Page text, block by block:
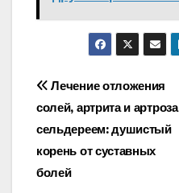
Навигация
по
записям
Лечение отложения
солей, артрита и артроза
сельдереем: душистый
корень от суставных
болей